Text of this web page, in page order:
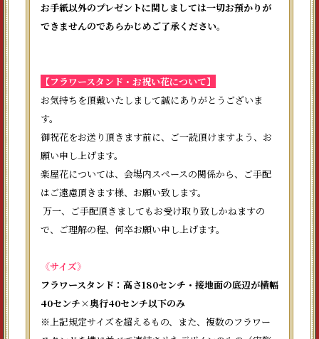
お手紙以外のプレゼントに関しましては一切お預かりが
できませんのであらかじめご了承ください。
【フラワースタンド・お祝い花について】
お気持ちを頂戴いたしまして誠にありがとうございま
す。
御祝花をお送り頂きます前に、ご一読頂けますよう、お
願い申し上げます。
楽屋花については、会場内スペースの関係から、ご手配
はご遠慮頂きます様、お願い致します。
万一、ご手配頂きましてもお受け取り致しかねますの
で、ご理解の程、何卒お願い申し上げます。
《サイズ》
フラワースタンド：高さ180センチ・接地面の底辺が横幅
40センチ×奥行40センチ以下のみ
※上記規定サイズを超えるもの、また、複数のフラワー